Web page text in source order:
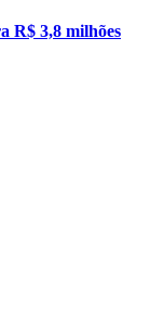
R$ 3,8 milhões